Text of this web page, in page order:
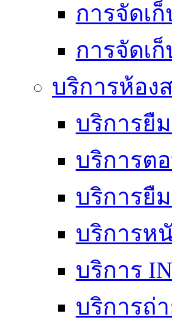
การจัดเ
การจัดเ
บริการห้อง
บริการยื
บริการต
บริการยื
บริการห
บริการ
บริการถ่